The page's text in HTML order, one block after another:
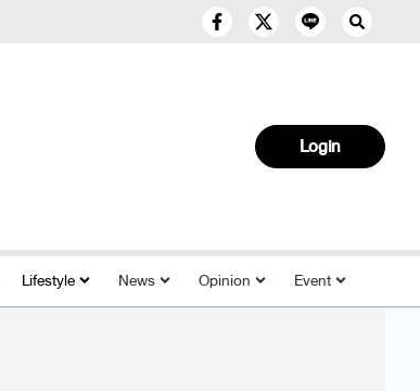
Login
Lifestyle News Opinion Event